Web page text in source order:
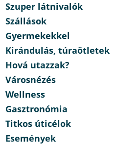
Szuper látnivalók
Szállások
Gyermekekkel
Kirándulás, túraötletek
Hová utazzak?
Városnézés
Wellness
Gasztronómia
Titkos úticélok
Események